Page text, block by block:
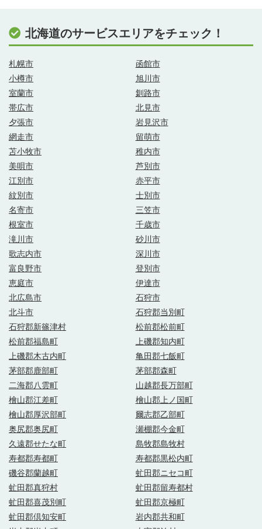
北海道のサービスエリアをチェック！
札幌市
函館市
小樽市
旭川市
室蘭市
釧路市
帯広市
北見市
夕張市
岩見沢市
網走市
留萌市
苫小牧市
稚内市
美唄市
芦別市
江別市
赤平市
紋別市
士別市
名寄市
三笠市
根室市
千歳市
滝川市
砂川市
歌志内市
深川市
富良野市
登別市
恵庭市
伊達市
北広島市
石狩市
北斗市
石狩郡当別町
石狩郡新篠津村
松前郡松前町
松前郡福島町
上磯郡知内町
上磯郡木古内町
亀田郡七飯町
茅部郡鹿部町
茅部郡森町
二海郡八雲町
山越郡長万部町
檜山郡江差町
檜山郡上ノ国町
檜山郡厚沢部町
爾志郡乙部町
奥尻郡奥尻町
瀬棚郡今金町
久遠郡せたな町
島牧郡島牧村
寿都郡寿都町
寿都郡黒松内町
磯谷郡蘭越町
虻田郡ニセコ町
虻田郡真狩村
虻田郡留寿都村
虻田郡喜茂別町
虻田郡京極町
虻田郡倶知安町
岩内郡共和町